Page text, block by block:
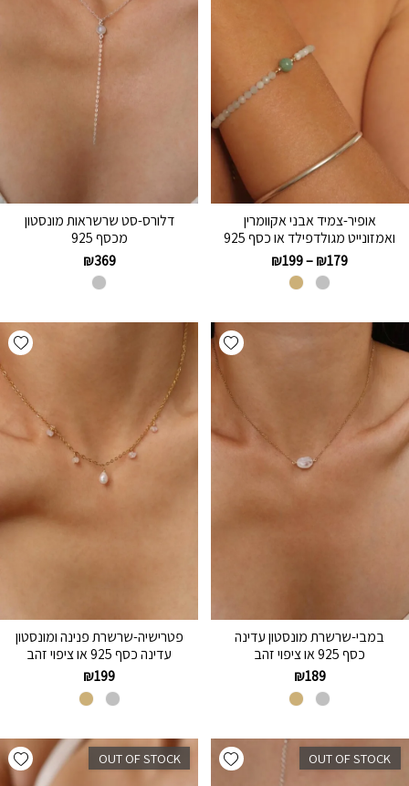
אופיר-צמיד אבני אקוומרין
ואמזונייט מגולדפילד או כסף 925
₪179
–
₪199
דלורס-סט שרשראות מונסטון
מכסף 925
₪369
Add wishlist
במבי-שרשרת מונסטון עדינה
כסף 925 או ציפוי זהב
₪189
פטרישיה-שרשרת פנינה ומונסטון
עדינה כסף 925 או ציפוי זהב
₪199
Add wishlist OUT OF STOCK
OUT OF STOCK